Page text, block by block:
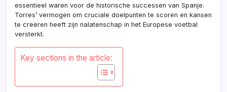
essentieel waren voor de historische successen van Spanje.
Torres’ vermogen om cruciale doelpunten te scoren en kansen
te creëren heeft zijn nalatenschap in het Europese voetbal
versterkt.
Key sections in the article: